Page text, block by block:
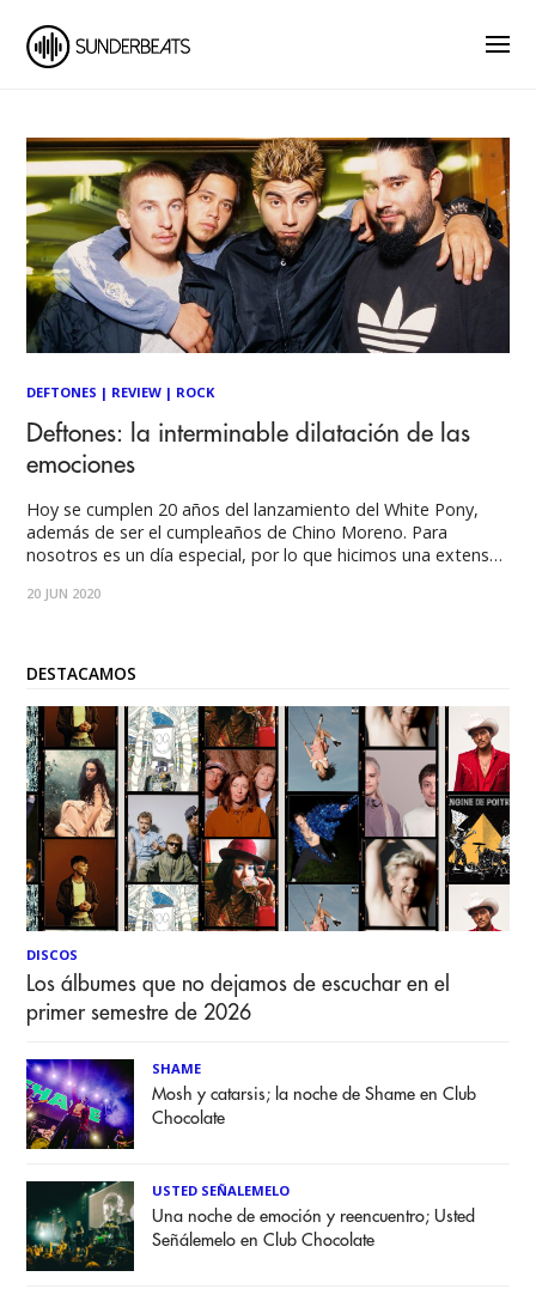
DEFTONES | REVIEW | ROCK
Deftones: la interminable dilatación de las
emociones
Hoy se cumplen 20 años del lanzamiento del White Pony,
además de ser el cumpleaños de Chino Moreno. Para
nosotros es un día especial, por lo que hicimos una extenso
Deftones, repasando sus orígenes, su evolución y algunas
20 JUN 2020
DESTACAMOS
DISCOS
Los álbumes que no dejamos de escuchar en el
primer semestre de 2026
SHAME
Mosh y catarsis; la noche de Shame en Club
Chocolate
USTED SEÑALEMELO
Una noche de emoción y reencuentro; Usted
Señálemelo en Club Chocolate